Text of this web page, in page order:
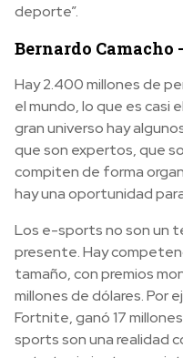
deporte”.
Bernardo Camacho
Hay 2.400 millones de
el mundo, lo que es casi
gran universo hay
que son expertos, que
compiten de forma
hay una oportunidad
Los e-sports no son un
presente. Hay
tamaño, con premios
millones de dólares. Por
Fortnite, ganó 17
sports son una realidad